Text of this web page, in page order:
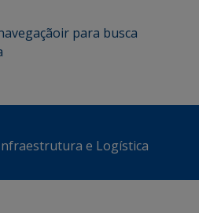
ir para busca
e Logística